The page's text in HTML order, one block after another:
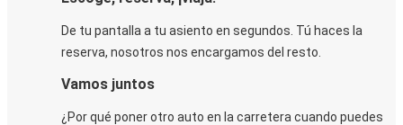
De tu pantalla a tu asiento en segundos. Tú haces la
reserva, nosotros nos encargamos del resto.
Vamos juntos
¿Por qué poner otro auto en la carretera cuando puedes